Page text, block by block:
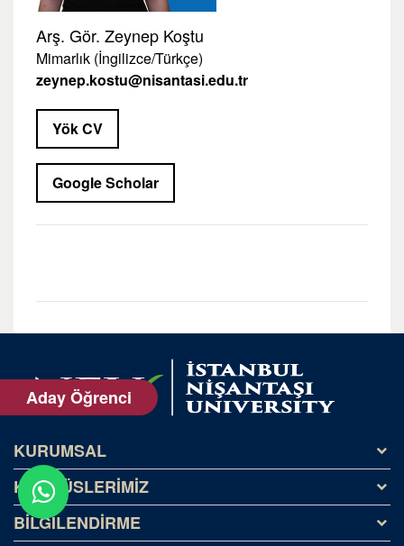
Arş. Gör. Zeynep Koştu
Mimarlık (İngilizce/Türkçe)
zeynep.kostu@nisantasi.edu.tr
Yök CV
Google Scholar
KURUMSAL
Tarihçe
Misyon ve Vizyon
KAMPÜSLERİMİZ
Kağıthane Kampüsü
BİLGİLENDİRME
Aday Öğrenci